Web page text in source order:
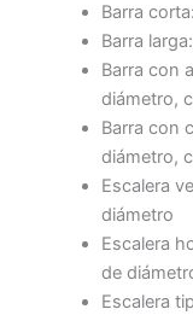
Barra
Barra
Barra con
diámetro,
Barra con
diámetro,
Escalera
diámetro
Escalera
de
Escalera